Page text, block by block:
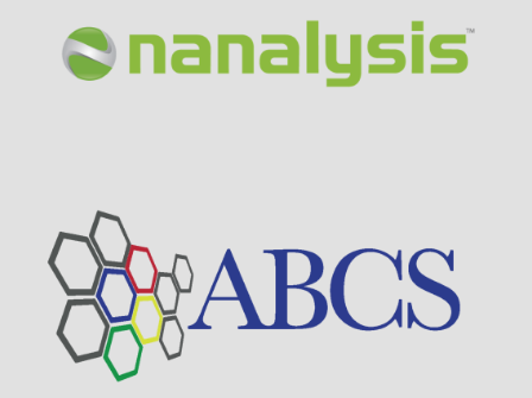
Visit Sponsor Page
Visit Sponsor Page